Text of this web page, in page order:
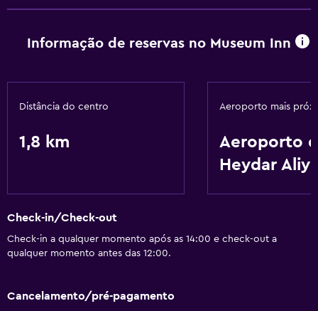
Informação de reservas no Museum Inn
Distância do centro
1,8 km
Aeroporto mais
Aeroporto
Heydar
Check-in/Check-out
Check-in a qualquer momento após as 14:00 e check-out a
qualquer momento antes das 12:00.
Cancelamento/pré-pagamento